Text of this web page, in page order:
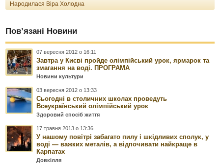
Народилася Віра Холодна
Пов’язані Новини
07 вересня 2012 о 16:11
Завтра у Києві пройде олімпійський урок, ярмарок та
змагання на воді. ПРОГРАМА
Новини культури
03 вересня 2012 о 13:33
Сьогодні в столичних школах проведуть
Всеукраїнський олімпійський урок
Здоровий спосіб життя
17 травня 2013 о 13:36
У нашому повітрі забагато пилу і шкідливих сполук, у
воді — важких металів, а відпочивати найкраще в
Карпатах
Довкілля